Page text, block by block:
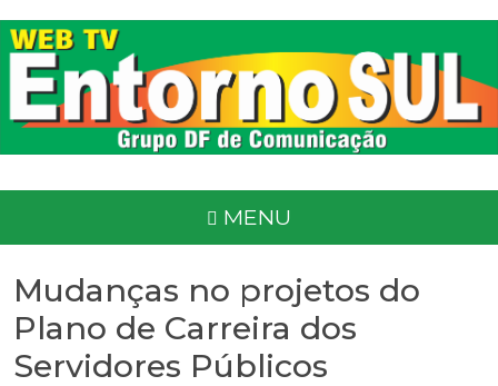
MENU
Mudanças no projetos do
Plano de Carreira dos
Servidores Públicos